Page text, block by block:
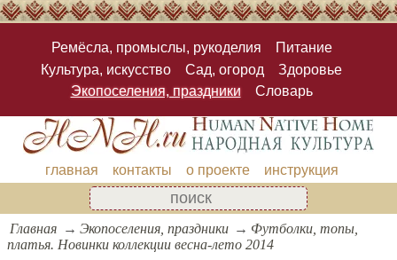
Ремёсла, промыслы, рукоделия
Питание
Культура, искусство
Сад, огород
Здоровье
Экопоселения, праздники
Словарь
главная контакты о проекте инструкция
Главная Экопоселения, праздники
Футболки, топы,
платья. Новинки коллекции весна-лето 2014